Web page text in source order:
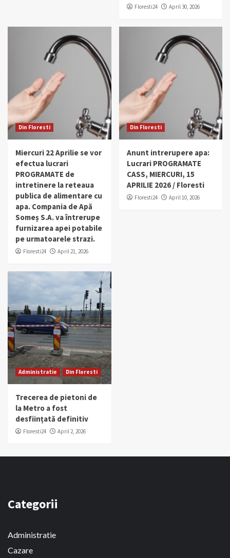
Floresti24 April 30, 2026
Din Floresti
Miercuri 22 Aprilie se vor
efectua lucrari
PROGRAMATE de
intretinere la reteaua
publica de alimentare cu
apa. Compania de Apă
Someș S.A. va întrerupe
furnizarea apei potabile
pe urmatoarele strazi.
Floresti24 April 21, 2026
Din Floresti
Anunt intrerupere apa:
Lucrari PROGRAMATE
CASS, MIERCURI, 15
APRILIE 2026 / Floresti
Floresti24 April 10, 2026
Administratie Din Floresti
Trecerea de pietoni de
la Metro a fost
desființată definitiv
Floresti24 April 2, 2026
Categorii
Administratie
Cazare